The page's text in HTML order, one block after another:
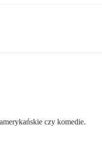
czy komedie.